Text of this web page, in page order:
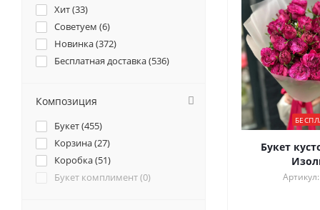
Букет
Хит (33)
Советуем (6)
Новинка (372)
Бесплатная доставка (536)
Композиция
Букет (455)
Корзина (27)
Коробка (51)
Букет комплимент (0)